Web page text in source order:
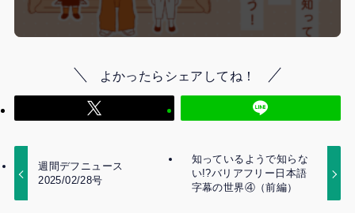
よかったらシェアしてね！
週間デフニュース
2025/02/28号
知っているようで知らな
い!?バリアフリー日本語
字幕の世界④（前編）